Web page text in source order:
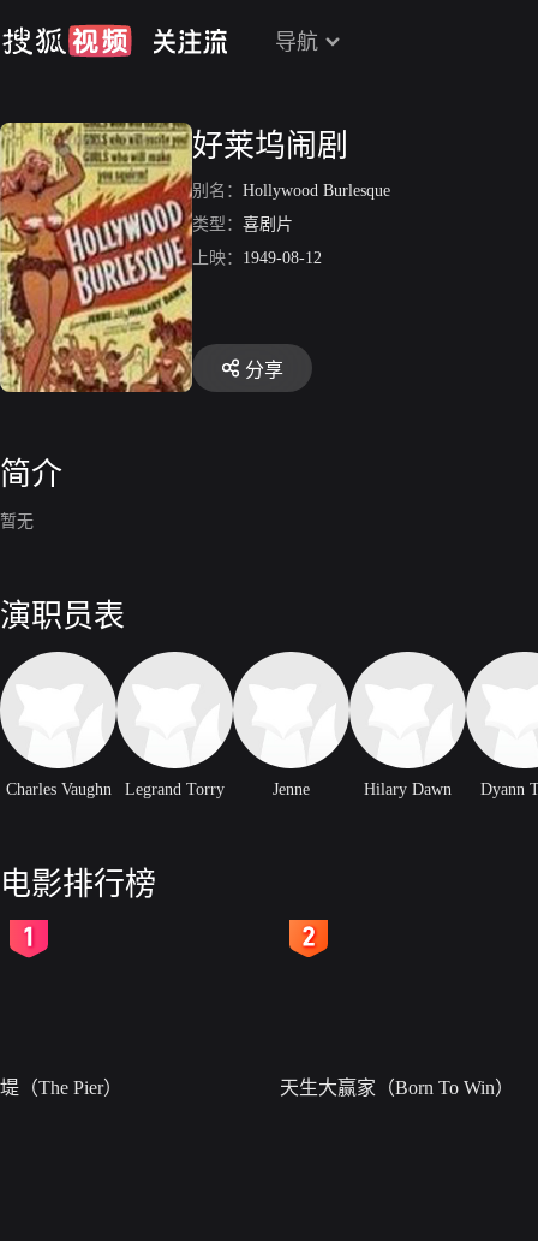
导航
好莱坞闹剧
别名： Hollywood Burlesque
类型： 喜剧片
上映： 1949-08-12
分享
简介
暂无
演职员表
Charles Vaughn Legrand Torry Jenne Hilary Dawn Dyann
电影排行榜
堤（The Pier） 天生大赢家（Born To Win）